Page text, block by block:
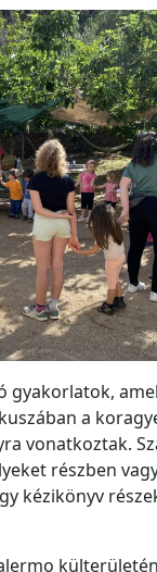
a
vonatkoztak.
részben
kézikönyv